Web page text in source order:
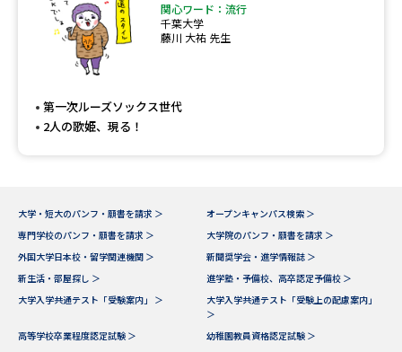
関心ワード：流行
千葉大学
藤川 大祐 先生
第一次ルーズソックス世代
2人の歌姫、現る！
大学・短大のパンフ・願書を請求 ＞
オープンキャンパス検索 ＞
専門学校のパンフ・願書を請求 ＞
大学院のパンフ・願書を請求 ＞
外国大学日本校・留学関連機関 ＞
新聞奨学会・進学情報誌 ＞
新生活・部屋探し ＞
進学塾・予備校、高卒認定予備校 ＞
大学入学共通テスト「受験案内」 ＞
大学入学共通テスト「受験上の配慮案内」
＞
高等学校卒業程度認定試験 ＞
幼稚園教員資格認定試験 ＞